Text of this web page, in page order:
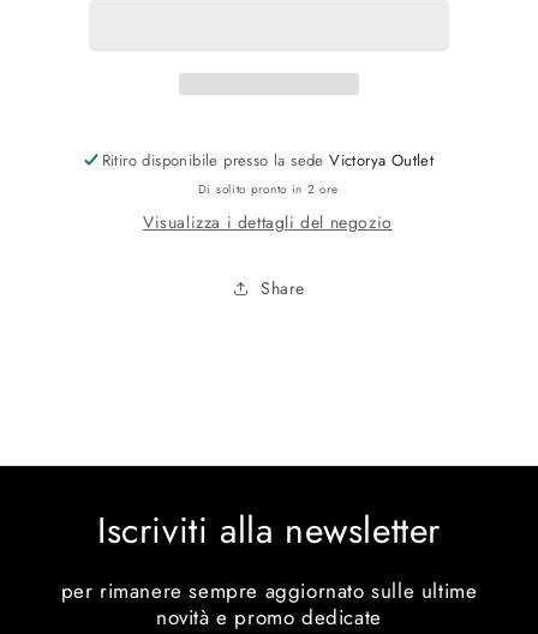
Ritiro disponibile presso la sedeVictorya Outlet
Di solito pronto in 2 ore
Visualizza i dettagli del negozio
Share
Iscriviti alla newsletter
per rimanere sempre aggiornato sulle ultime
novità e promo dedicate